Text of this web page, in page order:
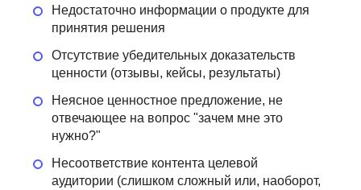
Недостаточно информации о продукте для
принятия решения
Отсутствие убедительных доказательств
ценности (отзывы, кейсы, результаты)
Неясное ценностное предложение, не
отвечающее на вопрос "зачем мне это
нужно?"
Несоответствие контента целевой
аудитории (слишком сложный или, наоборот,